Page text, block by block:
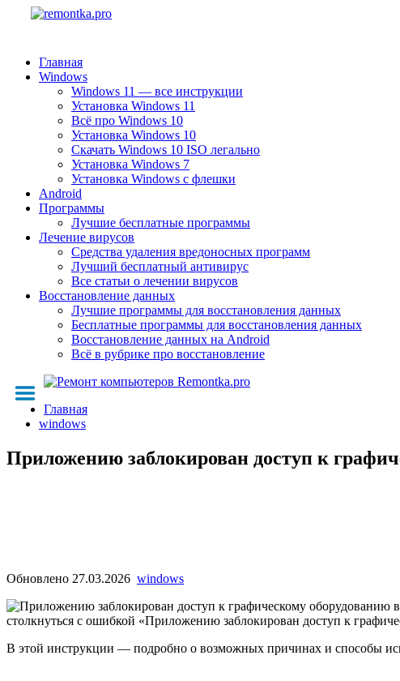
Главная
Windows
Windows 11 — все инструкции
Установка Windows 11
Всё про Windows 10
Установка Windows 10
Скачать Windows 10 ISO легально
Установка Windows 7
Установка Windows с флешки
Android
Программы
Лучшие бесплатные программы
Лечение вирусов
Средства удаления вредоносных программ
Лучший бесплатный антивирус
Все статьи о лечении вирусов
Восстановление данных
Лучшие программы для восстановления данных
Бесплатные программы для восстановления данных
Восстановление данных на Android
Всё в рубрике про восстановление
Главная
windows
Приложению заблокирован доступ к
Обновлено 27.03.2026 windows
столкнуться с ошибкой «Приложению заблокирован доступ к
В этой инструкции — подробно о возможных причинах и способы